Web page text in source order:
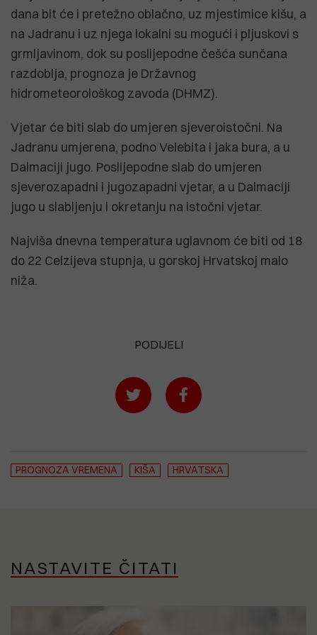
dana bit će i pretežno oblačno, uz mjestimice kišu, a
na Jadranu i uz njega lokalni su mogući i pljuskovi s
grmljavinom, dok su poslijepodne češća sunčana
razdoblja, prognoza je Državnog
hidrometeorološkog zavoda (DHMZ).
Vjetar će biti slab do umjeren sjeveroistočni. Na
Jadranu umjerena, podno Velebita i jaka bura, a u
Dalmaciji jugo. Poslijepodne slab do umjeren
sjeverozapadni i jugozapadni vjetar, a u Dalmaciji
jugo u slabljenju i okretanju na istočni vjetar.
Najviša dnevna temperatura uglavnom će biti od 18
do 22 Celzijeva stupnja, u gorskoj Hrvatskoj malo
niža.
PODIJELI
PROGNOZA VREMENA KIŠA HRVATSKA
NASTAVITE ČITATI